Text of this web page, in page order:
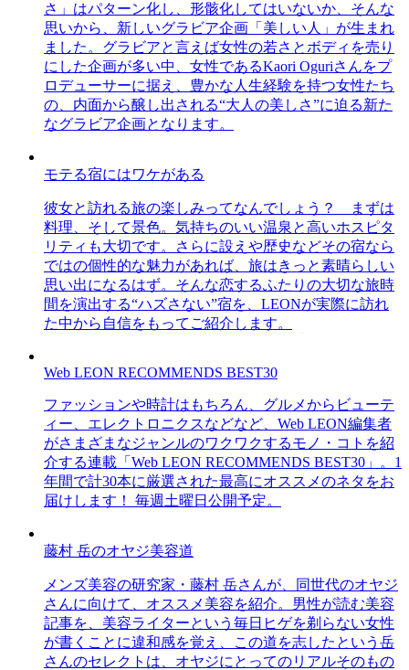
さ」はパターン化し、形骸化してはいないか、そんな
思いから、新しいグラビア企画「美しい人」が生まれ
ました。グラビアと言えば女性の若さとボディを売り
にした企画が多い中、女性であるKaori Oguriさんをプ
ロデューサーに据え、豊かな人生経験を持つ女性たち
の、内面から醸し出される“大人の美しさ”に迫る新た
なグラビア企画となります。
モテる宿にはワケがある
彼女と訪れる旅の楽しみってなんでしょう？ まずは
料理、そして景色。気持ちのいい温泉と高いホスピタ
リティも大切です。さらに設えや歴史などその宿なら
ではの個性的な魅力があれば、旅はきっと素晴らしい
思い出になるはず。そんな恋するふたりの大切な旅時
間を演出する“ハズさない”宿を、LEONが実際に訪れ
た中から自信をもってご紹介します。
Web LEON RECOMMENDS BEST30
ファッションや時計はもちろん、グルメからビューテ
ィー、エレクトロニクスなどなど、Web LEON編集者
がさまざまなジャンルのワクワクするモノ・コトを紹
介する連載「Web LEON RECOMMENDS BEST30」。1
年間で計30本に厳選された最高にオススメのネタをお
届けします！ 毎週土曜日公開予定。
藤村 岳のオヤジ美容道
メンズ美容の研究家・藤村 岳さんが、同世代のオヤジ
さんに向けて、オススメ美容を紹介。男性が読む美容
記事を、美容ライターという毎日ヒゲを剃らない女性
が書くことに違和感を覚え、この道を志したという岳
さんのセレクトは、オヤジにとってのリアルそのもの